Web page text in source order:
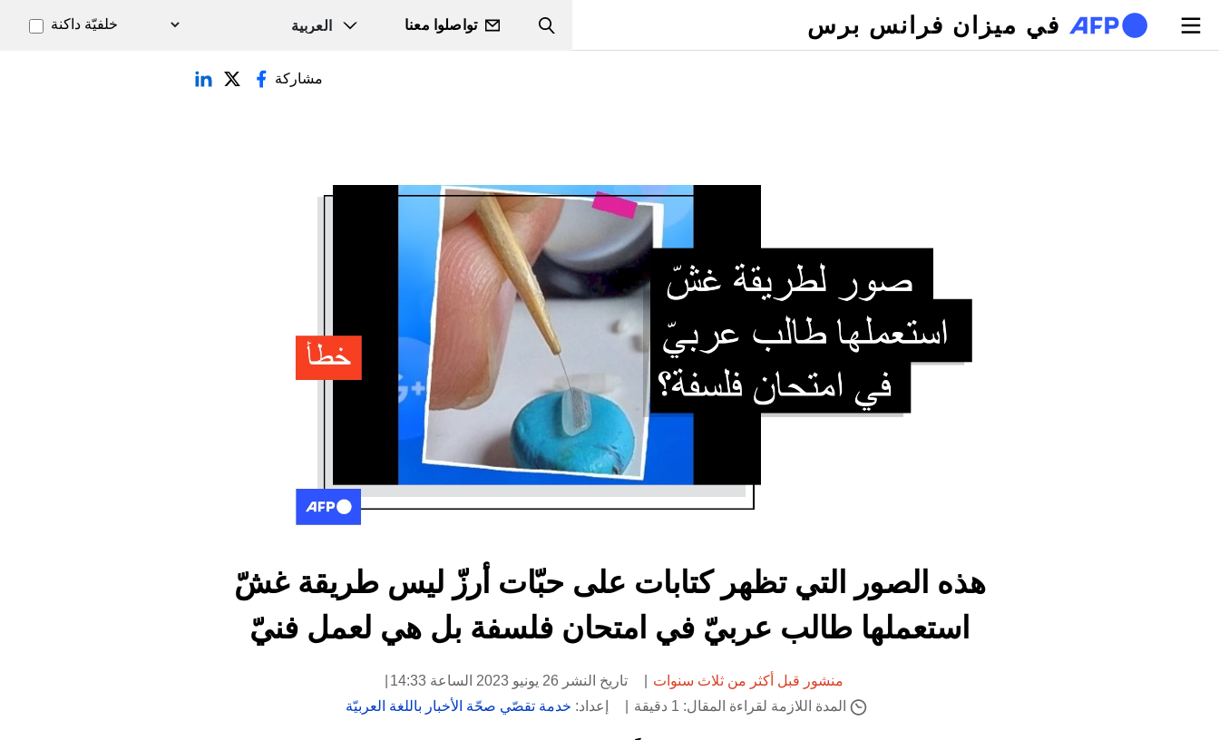
تجاوز إلى المحتوى الرئيسي
في ميزان فرانس برس Search
تواصلوا معنا خلفيّة داكنة
التبويبات الأساسية مشاركة
هذه الصور التي تظهر كتابات على حبّات أرزّ ليس طريقة غشّ
استعملها طالب عربيّ في امتحان فلسفة بل هي لعمل فنيّ
منشور قبل أكثر من ثلاث سنوات
تاريخ النشر 26 يونيو 2023 الساعة 14:33
المدة اللازمة لقراءة المقال: 1 دقيقة
إعداد: خدمة تقصّي صحّة الأخبار باللغة العربيّة